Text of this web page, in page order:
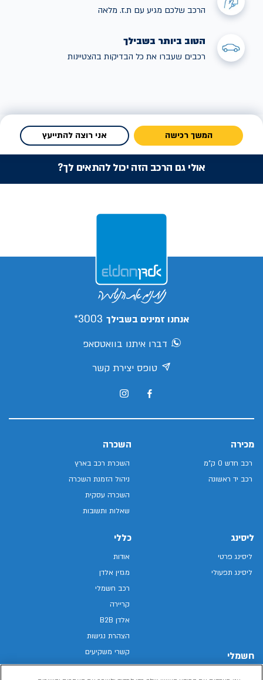
הרכב שלכם מגיע עם ת.ז. מלאה
הטוב ביותר בשבילך
רכבים שעברו את כל הבדיקות בהצטיינות
המשך רכישה אני רוצה להתייעץ
אולי גם הרכב הזה יכול להתאים לך?
אנחנו זמינים בשבילך 3003*
דברו איתנו בוואטסאפ
טופס יצירת קשר
מכירה
רכב חדש 0 ק"מ
רכב יד ראשונה
השכרה
השכרת רכב בארץ
ניהול הזמנת השכרה
השכרה עסקית
שאלות ותשובות
ליסינג
ליסינג פרטי
ליסינג תפעולי
חשמלי
כללי
אודות
מגזין אלדן
רכב חשמלי
קריירה
אלדן B2B
הצהרת נגישות
קשרי משקיעים
מפת האתר